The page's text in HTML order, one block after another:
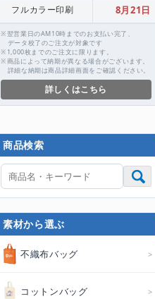
フルカラー印刷 8月21日
※翌営業日のAM10時までのお支払い完了、
データ校了のご注文が対象です
※1,000枚までのご注文に限ります。
※商品によって納期が異なる場合がございます。
詳細な納期は商品詳細画面をご確認ください。
詳しくはこちら
商品検索
素材から選ぶ
不織布バッグ
コットンバッグ